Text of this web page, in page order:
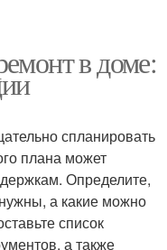
в доме:
спланировать
плана может
Определите,
а какие можно
список
а также